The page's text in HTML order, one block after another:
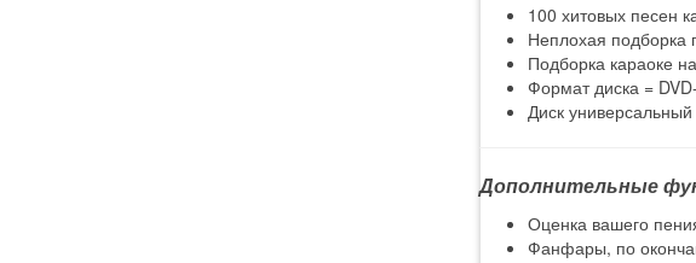
100 хитовых песен
Неплохая подборка
Подборка караоке
Формат диска =
Диск
Дополнительные
Оценка вашего
Фанфары, по